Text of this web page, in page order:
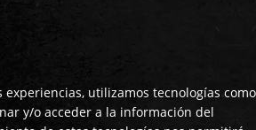
experiencias, utilizamos tecnologías como
y/o acceder a la información del